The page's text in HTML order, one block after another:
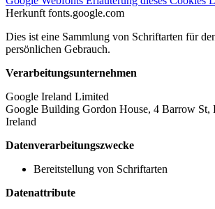
Herkunft fonts.google.com
Dies ist eine Sammlung von Schriftarten für
persönlichen Gebrauch.
Verarbeitungsunternehmen
Google Ireland Limited
Google Building Gordon House, 4 Barrow
Ireland
Datenverarbeitungszwecke
Bereitstellung von Schriftarten
Datenattribute